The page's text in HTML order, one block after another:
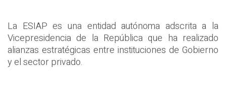
La ESIAP es una entidad autónoma adscrita a la
Vicepresidencia de la República que ha realizado
alianzas estratégicas entre instituciones de Gobierno
y el sector privado.